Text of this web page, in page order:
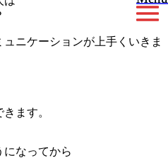
ニケーションが上手くいきま
きます。
なってから